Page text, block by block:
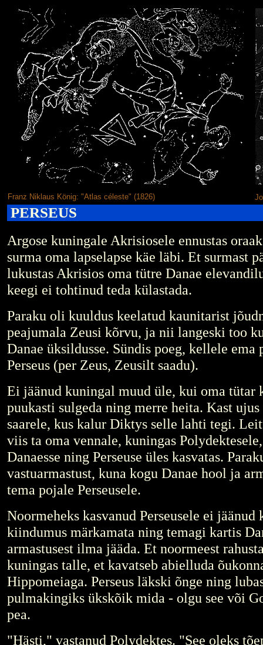
Franz Niklaus König: "Atlas céleste" (1826)
PERSEUS
Argose kuningale Akrisiosele ennustas
surma oma lapselapse käe läbi. Et surmast
lukustas Akrisios oma tütre Danae
keegi ei tohtinud teda külastada.
Paraku oli kuuldus keelatud kaunitarist
peajumala Zeusi kõrvu, ja nii langeski too
Danae üksildusse. Sündis poeg, kellele ema
Perseus (per Zeus, Zeusilt saadu).
Ei jäänud kuningal muud üle, kui oma tütar
puukasti sulgeda ning merre heita. Kast ujus
saarele, kus kalur Diktys selle lahti tegi.
viis ta oma vennale, kuningas
Danaesse ning Perseuse üles kasvatas.
vastuarmastust, kuna kogu Danae hool ja
tema pojale Perseusele.
Noormeheks kasvanud Perseusele ei jäänud
kiindumus märkamata ning temagi kartis
armastusest ilma jääda. Et noormeest
kuningas talle, et kavatseb abielluda
Hippomeiaga. Perseus läkski õnge ning
pulmakingiks ükskõik mida - olgu see või
pea.
"Hästi," vastanud Polydektes. "See oleks